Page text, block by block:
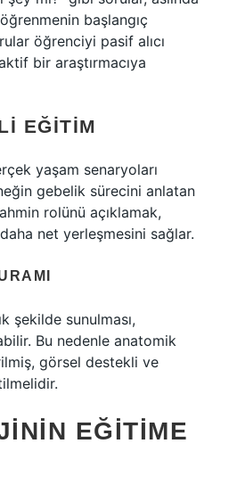
başlangıç
öğrenciyi pasif alıcı
bir araştırmacıya
EĞITIM
yaşam senaryoları
gebelik sürecini anlatan
rolünü açıklamak,
net yerleşmesini sağlar.
şekilde sunulması,
Bu nedenle anatomik
görsel destekli ve
EĞITIME